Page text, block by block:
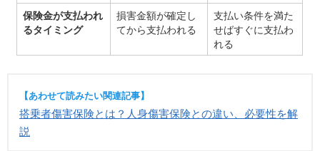
保険金が支払われ
るタイミング
損害金額が確定し
てから支払われる
支払い条件を満た
せばすぐに支払わ
れる
【あわせて読みたい関連記事】
搭乗者傷害保険とは？人身傷害保険との違い、必要性を解
説